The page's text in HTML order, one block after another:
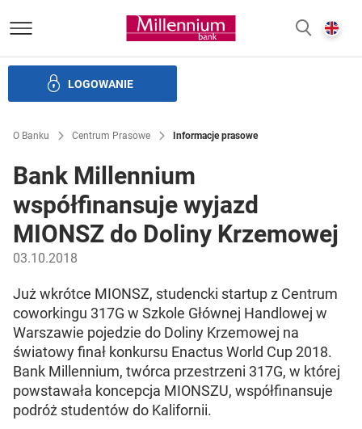
Bank Millennium homepage
LOGOWANIE
O Banku Centrum Prasowe Informacje prasowe
Bank Millennium
współfinansuje wyjazd
MIONSZ do Doliny Krzemowej
03.10.2018
Już wkrótce MIONSZ, studencki startup z Centrum
coworkingu 317G w Szkole Głównej Handlowej w
Warszawie pojedzie do Doliny Krzemowej na
światowy finał konkursu Enactus World Cup 2018.
Bank Millennium, twórca przestrzeni 317G, w której
powstawała koncepcja MIONSZU, współfinansuje
podróż studentów do Kalifornii.